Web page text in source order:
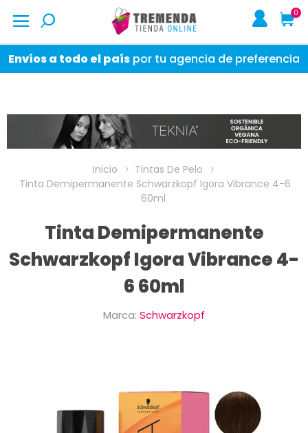
0
Envíos a todo el país por tu agencia de preferencia
Inicio
Tintas De Pelo
Tinta Demipermanente Schwarzkopf Igora Vibrance 4-6
60ml
Tinta Demipermanente
Schwarzkopf Igora Vibrance 4-
6 60ml
Marca: Schwarzkopf